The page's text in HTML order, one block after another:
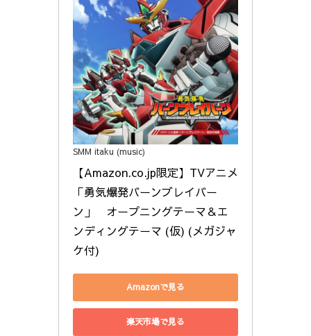
SMM itaku (music)
【Amazon.co.jp限定】TVアニメ
「勇気爆発バーンブレイバー
ン」　オープニングテーマ＆エ
ンディングテーマ (仮) (メガジャ
ケ付)
Amazonで見る
楽天市場で見る